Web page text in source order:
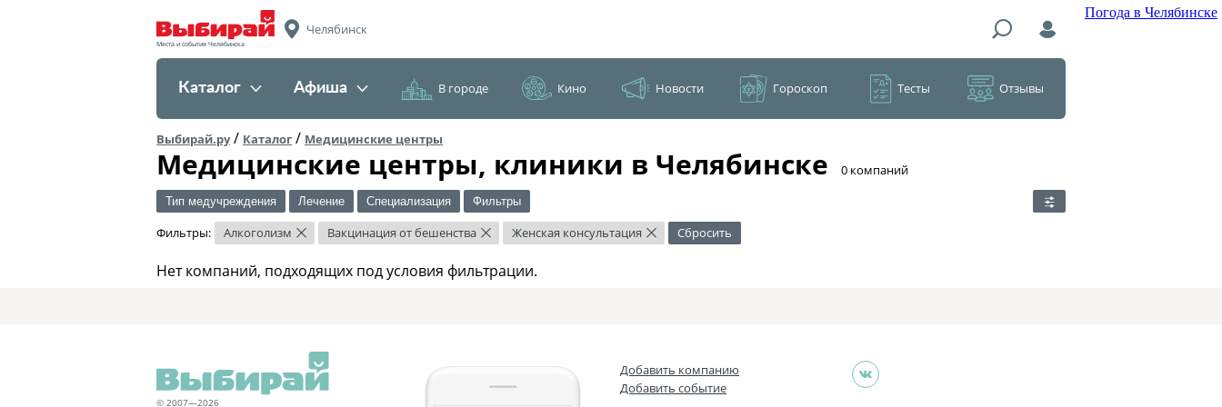
Погода в Челябинске
Места и события Челябинска
Челябинск
Каталог Афиша В городе Кино Новости Гороскоп Тесты Отзывы
Выбирай.ру/ Каталог / Медицинские центры
Медицинские центры, клиники в Челябинске ​0 компаний
Тип медучреждения Лечение Специализация Фильтры
Фильтры: Алкоголизм × Вакцинация от бешенства × Женская консультация × Сбросить
Нет компаний, подходящих под условия фильтрации.
© 2007—2026
Добавить компанию
Добавить событие